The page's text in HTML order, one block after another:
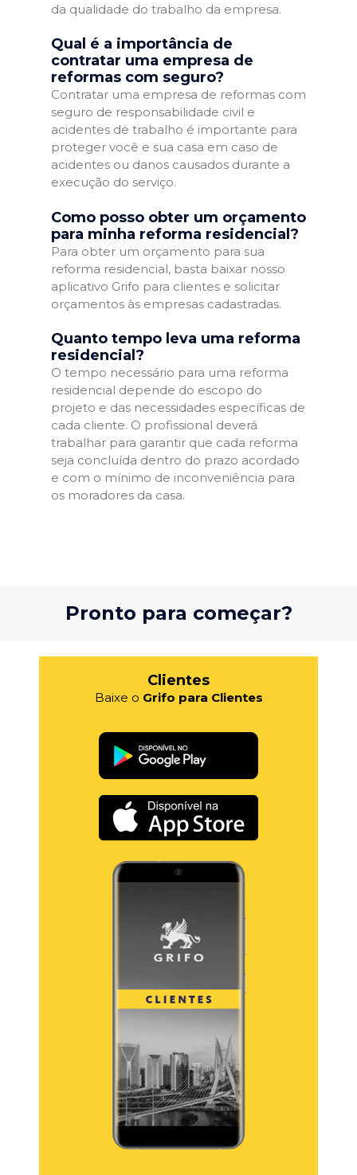
da qualidade do trabalho da empresa.
Qual é a importância de
contratar uma empresa de
reformas com seguro?
Contratar uma empresa de reformas com
seguro de responsabilidade civil e
acidentes de trabalho é importante para
proteger você e sua casa em caso de
acidentes ou danos causados durante a
execução do serviço.
Como posso obter um orçamento
para minha reforma residencial?
Para obter um orçamento para sua
reforma residencial, basta baixar nosso
aplicativo Grifo para clientes e solicitar
orçamentos às empresas cadastradas.
Quanto tempo leva uma reforma
residencial?
O tempo necessário para uma reforma
residencial depende do escopo do
projeto e das necessidades específicas de
cada cliente. O profissional deverá
trabalhar para garantir que cada reforma
seja concluída dentro do prazo acordado
e com o mínimo de inconveniência para
os moradores da casa.
Pronto para começar?
Clientes
Baixe o Grifo para Clientes